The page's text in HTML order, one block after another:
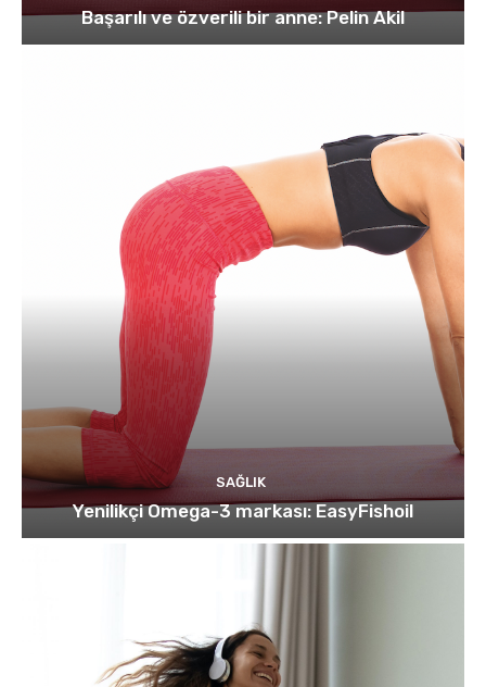
Başarılı ve özverili bir anne: Pelin Akil
SAĞLIK
Yenilikçi Omega-3 markası: EasyFishoil